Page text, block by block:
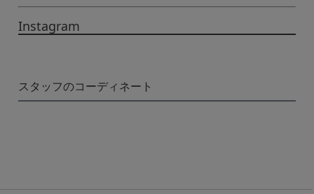
Instagram
スタッフのコーディネート